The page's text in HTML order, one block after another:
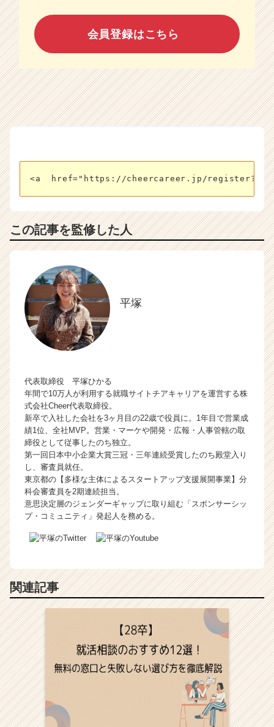
会員登録はこちら
この記事を監修した人
平塚
代表取締役 平塚ひかる
年間で10万人が利用する就職サイトチアキャリアを運営する株
式会社Cheer代表取締役。
新卒で入社した会社を3ヶ月目の22歳で役員に。1年目で営業成
績1位、全社MVP。営業・マーケや開発・広報・人事管轄の取
締役として従事したのち独立。
第一回日本中小企業大賞三冠・三年連続受賞したのち殿堂入り
し、審査員就任。
東京都の【多様な主体によるスタートアップ支援展開事業】分
科会審査員を2期連続担当。
意思決定層のジェンダーギャップに取り組む「スポンサーシッ
プ・コミュニティ」発起人を務める。
関連記事